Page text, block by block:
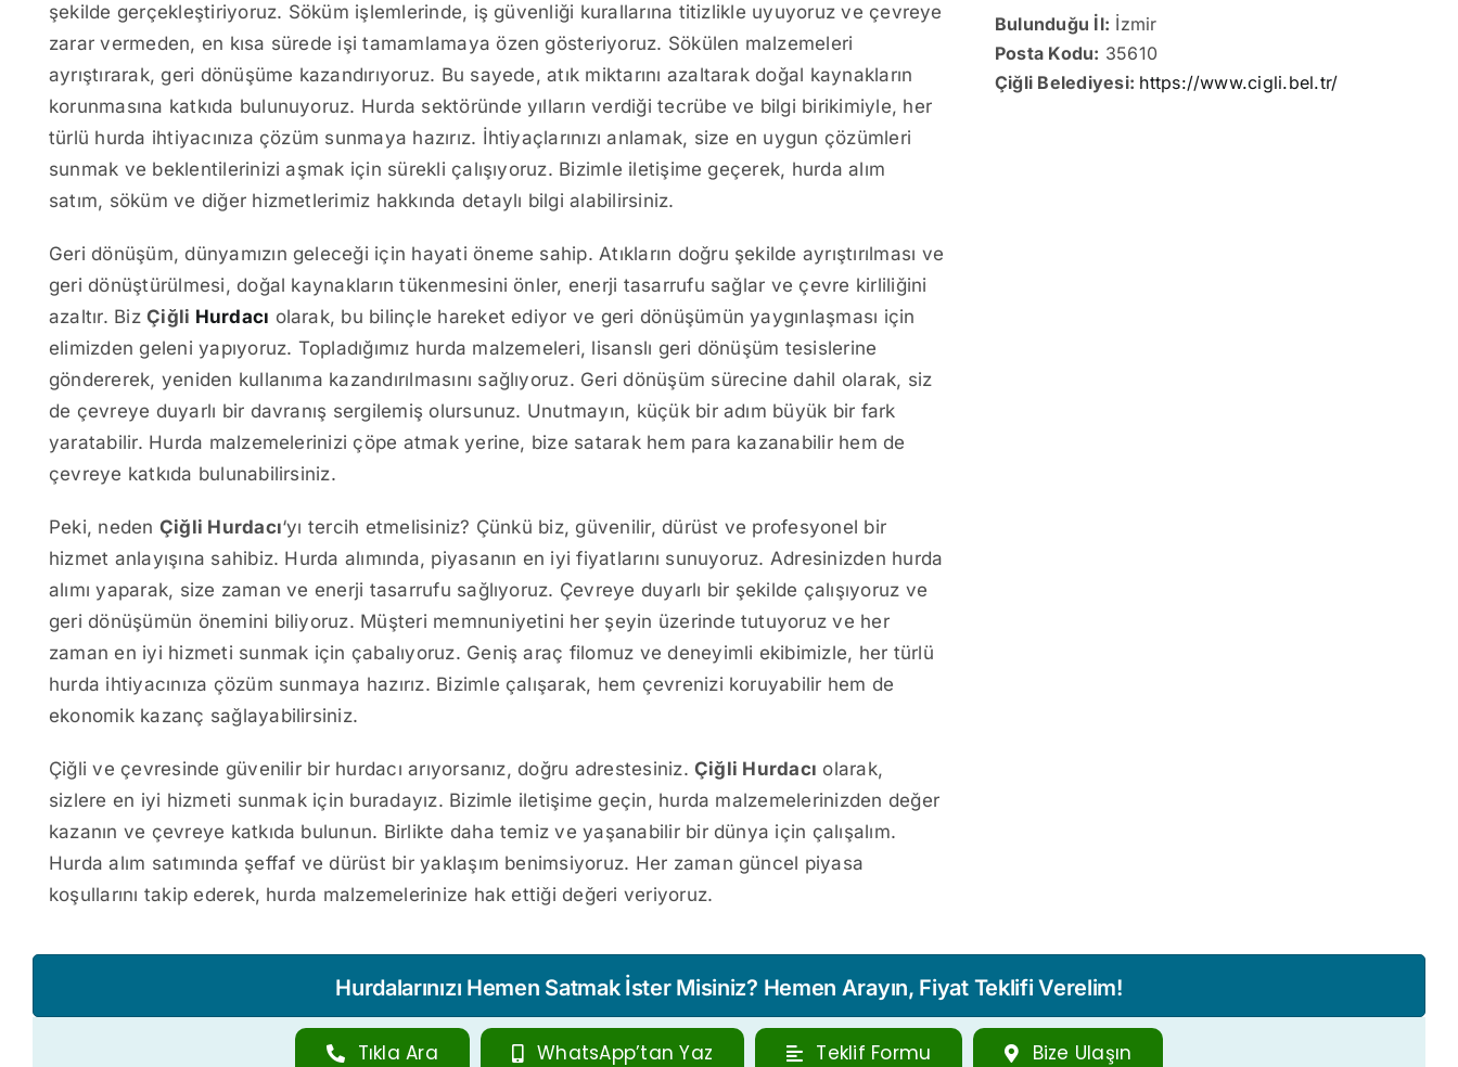
şekilde gerçekleştiriyoruz. Söküm işlemlerinde, iş güvenliği kurallarına titizlikle uyuyoruz ve çevreye
zarar vermeden, en kısa sürede işi tamamlamaya özen gösteriyoruz. Sökülen malzemeleri
ayrıştırarak, geri dönüşüme kazandırıyoruz. Bu sayede, atık miktarını azaltarak doğal kaynakların
korunmasına katkıda bulunuyoruz. Hurda sektöründe yılların verdiği tecrübe ve bilgi birikimiyle, her
türlü hurda ihtiyacınıza çözüm sunmaya hazırız. İhtiyaçlarınızı anlamak, size en uygun çözümleri
sunmak ve beklentilerinizi aşmak için sürekli çalışıyoruz. Bizimle iletişime geçerek, hurda alım
satım, söküm ve diğer hizmetlerimiz hakkında detaylı bilgi alabilirsiniz.
Geri dönüşüm, dünyamızın geleceği için hayati öneme sahip. Atıkların doğru şekilde ayrıştırılması ve
geri dönüştürülmesi, doğal kaynakların tükenmesini önler, enerji tasarrufu sağlar ve çevre kirliliğini
azaltır. BizÇiğli Hurdacı olarak, bu bilinçle hareket ediyor ve geri dönüşümün yaygınlaşması için
elimizden geleni yapıyoruz. Topladığımız hurda malzemeleri, lisanslı geri dönüşüm tesislerine
göndererek, yeniden kullanıma kazandırılmasını sağlıyoruz. Geri dönüşüm sürecine dahil olarak, siz
de çevreye duyarlı bir davranış sergilemiş olursunuz. Unutmayın, küçük bir adım büyük bir fark
yaratabilir. Hurda malzemelerinizi çöpe atmak yerine, bize satarak hem para kazanabilir hem de
çevreye katkıda bulunabilirsiniz.
Peki, neden Çiğli Hurdacı‘yı tercih etmelisiniz? Çünkü biz, güvenilir, dürüst ve profesyonel bir
hizmet anlayışına sahibiz. Hurda alımında, piyasanın en iyi fiyatlarını sunuyoruz. Adresinizden hurda
alımı yaparak, size zaman ve enerji tasarrufu sağlıyoruz. Çevreye duyarlı bir şekilde çalışıyoruz ve
geri dönüşümün önemini biliyoruz. Müşteri memnuniyetini her şeyin üzerinde tutuyoruz ve her
zaman en iyi hizmeti sunmak için çabalıyoruz. Geniş araç filomuz ve deneyimli ekibimizle, her türlü
hurda ihtiyacınıza çözüm sunmaya hazırız. Bizimle çalışarak, hem çevrenizi koruyabilir hem de
ekonomik kazanç sağlayabilirsiniz.
Çiğli ve çevresinde güvenilir bir hurdacı arıyorsanız, doğru adrestesiniz. Çiğli Hurdacı olarak,
sizlere en iyi hizmeti sunmak için buradayız. Bizimle iletişime geçin, hurda malzemelerinizden değer
kazanın ve çevreye katkıda bulunun. Birlikte daha temiz ve yaşanabilir bir dünya için çalışalım.
Hurda alım satımında şeffaf ve dürüst bir yaklaşım benimsiyoruz. Her zaman güncel piyasa
koşullarını takip ederek, hurda malzemelerinize hak ettiği değeri veriyoruz.
Bulunduğu İl: İzmir
Posta Kodu: 35610
Çiğli Belediyesi: https://www.cigli.bel.tr/
Hurdalarınızı Hemen Satmak İster Misiniz? Hemen Arayın, Fiyat Teklifi Verelim!
Tıkla Ara WhatsApp’tan Yaz Teklif Formu Bize Ulaşın